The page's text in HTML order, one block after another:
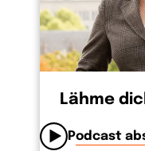
Lähme
Podcast